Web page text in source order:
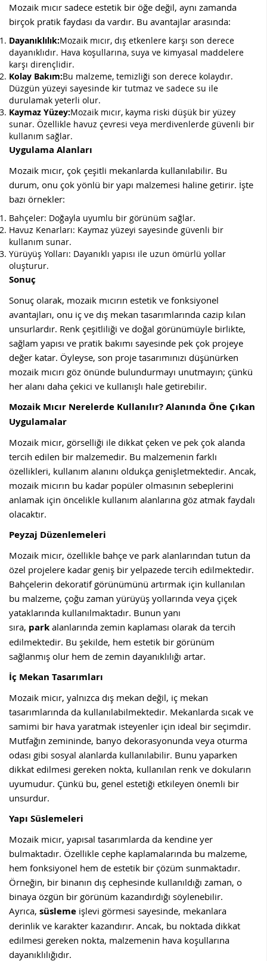
Mozaik mıcır sadece estetik bir öğe değil, aynı zamanda
birçok pratik faydası da vardır. Bu avantajlar arasında:
Dayanıklılık:Mozaik mıcır, dış etkenlere karşı son derece
dayanıklıdır. Hava koşullarına, suya ve kimyasal maddelere
karşı dirençlidir.
Kolay Bakım:Bu malzeme, temizliği son derece kolaydır.
Düzgün yüzeyi sayesinde kir tutmaz ve sadece su ile
durulamak yeterli olur.
Kaymaz Yüzey:Mozaik mıcır, kayma riski düşük bir yüzey
sunar. Özellikle havuz çevresi veya merdivenlerde güvenli bir
kullanım sağlar.
Uygulama Alanları
Mozaik mıcır, çok çeşitli mekanlarda kullanılabilir. Bu
durum, onu çok yönlü bir yapı malzemesi haline getirir. İşte
bazı örnekler:
Bahçeler: Doğayla uyumlu bir görünüm sağlar.
Havuz Kenarları: Kaymaz yüzeyi sayesinde güvenli bir
kullanım sunar.
Yürüyüş Yolları: Dayanıklı yapısı ile uzun ömürlü yollar
oluşturur.
Sonuç
Sonuç olarak, mozaik mıcırın estetik ve fonksiyonel
avantajları, onu iç ve dış mekan tasarımlarında cazip kılan
unsurlardır. Renk çeşitliliği ve doğal görünümüyle birlikte,
sağlam yapısı ve pratik bakımı sayesinde pek çok projeye
değer katar. Öyleyse, son proje tasarımınızı düşünürken
mozaik mıcırı göz önünde bulundurmayı unutmayın; çünkü
her alanı daha çekici ve kullanışlı hale getirebilir.
Mozaik Mıcır Nerelerde Kullanılır? Alanında Öne Çıkan
Uygulamalar
Mozaik micır, görselliği ile dikkat çeken ve pek çok alanda
tercih edilen bir malzemedir. Bu malzemenin farklı
özellikleri, kullanım alanını oldukça genişletmektedir. Ancak,
mozaik micırın bu kadar popüler olmasının sebeplerini
anlamak için öncelikle kullanım alanlarına göz atmak faydalı
olacaktır.
Peyzaj Düzenlemeleri
Mozaik micır, özellikle bahçe ve park alanlarından tutun da
özel projelere kadar geniş bir yelpazede tercih edilmektedir.
Bahçelerin dekoratif görünümünü artırmak için kullanılan
bu malzeme, çoğu zaman yürüyüş yollarında veya çiçek
yataklarında kullanılmaktadır. Bunun yanı
sıra, park alanlarında zemin kaplaması olarak da tercih
edilmektedir. Bu şekilde, hem estetik bir görünüm
sağlanmış olur hem de zemin dayanıklılığı artar.
İç Mekan Tasarımları
Mozaik micır, yalnızca dış mekan değil, iç mekan
tasarımlarında da kullanılabilmektedir. Mekanlarda sıcak ve
samimi bir hava yaratmak isteyenler için ideal bir seçimdir.
Mutfağın zemininde, banyo dekorasyonunda veya oturma
odası gibi sosyal alanlarda kullanılabilir. Bunu yaparken
dikkat edilmesi gereken nokta, kullanılan renk ve dokuların
uyumudur. Çünkü bu, genel estetiği etkileyen önemli bir
unsurdur.
Yapı Süslemeleri
Mozaik micır, yapısal tasarımlarda da kendine yer
bulmaktadır. Özellikle cephe kaplamalarında bu malzeme,
hem fonksiyonel hem de estetik bir çözüm sunmaktadır.
Örneğin, bir binanın dış cephesinde kullanıldığı zaman, o
binaya özgün bir görünüm kazandırdığı söylenebilir.
Ayrıca, süsleme işlevi görmesi sayesinde, mekanlara
derinlik ve karakter kazandırır. Ancak, bu noktada dikkat
edilmesi gereken nokta, malzemenin hava koşullarına
dayanıklılığıdır.